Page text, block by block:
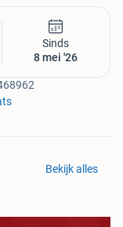
Sinds
8 mei '26
Bekijk alles